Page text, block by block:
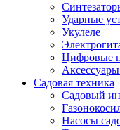
Ударные
Укулеле
Цифровые
Садовая техника
Садовый
Насосы